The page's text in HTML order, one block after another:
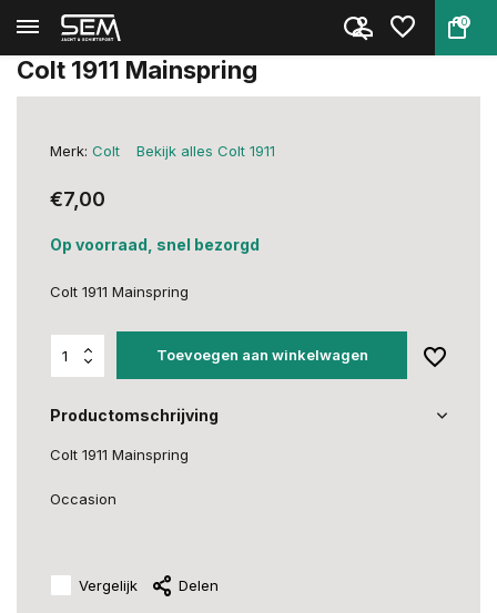
0
Terug Home
Colt 1911 Mainspring
Merk: Colt Bekijk alles Colt 1911
€7,00
Op voorraad, snel bezorgd
Colt 1911 Mainspring
Toevoegen aan winkelwagen
Productomschrijving
Colt 1911 Mainspring
Occasion
Vergelijk Delen